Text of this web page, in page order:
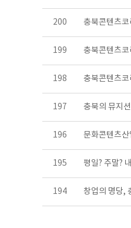
200 충북콘텐츠
199 충북콘텐츠
198 충북콘텐츠코
197 충북의 뮤지
196 문화콘텐츠산
195 평일? 주말?
194 창업의 명당,